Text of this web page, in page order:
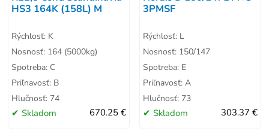
HS3 164K (158L) M
Rýchlosť: K
Nosnosť: 164 (5000kg)
Spotreba: C
Priľnavosť: B
Hlučnosť: 74
Skladom 670.25 €
3PMSF
Rýchlosť: L
Nosnosť: 150/147
Spotreba: E
Priľnavosť: A
Hlučnosť: 73
Skladom 303.37 €